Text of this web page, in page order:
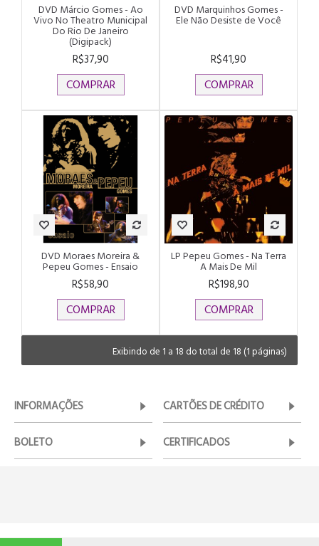
DVD Márcio Gomes - Ao
Vivo No Theatro Municipal
Do Rio De Janeiro
(Digipack)
R$37,90
COMPRAR
DVD Marquinhos Gomes -
Ele Não Desiste de Você
R$41,90
COMPRAR
DVD Moraes Moreira &
Pepeu Gomes - Ensaio
R$58,90
COMPRAR
LP Pepeu Gomes - Na Terra
A Mais De Mil
R$198,90
COMPRAR
Exibindo de 1 a 18 do total de 18 (1 páginas)
INFORMAÇÕES CARTÕES DE CRÉDITO
BOLETO CERTIFICADOS